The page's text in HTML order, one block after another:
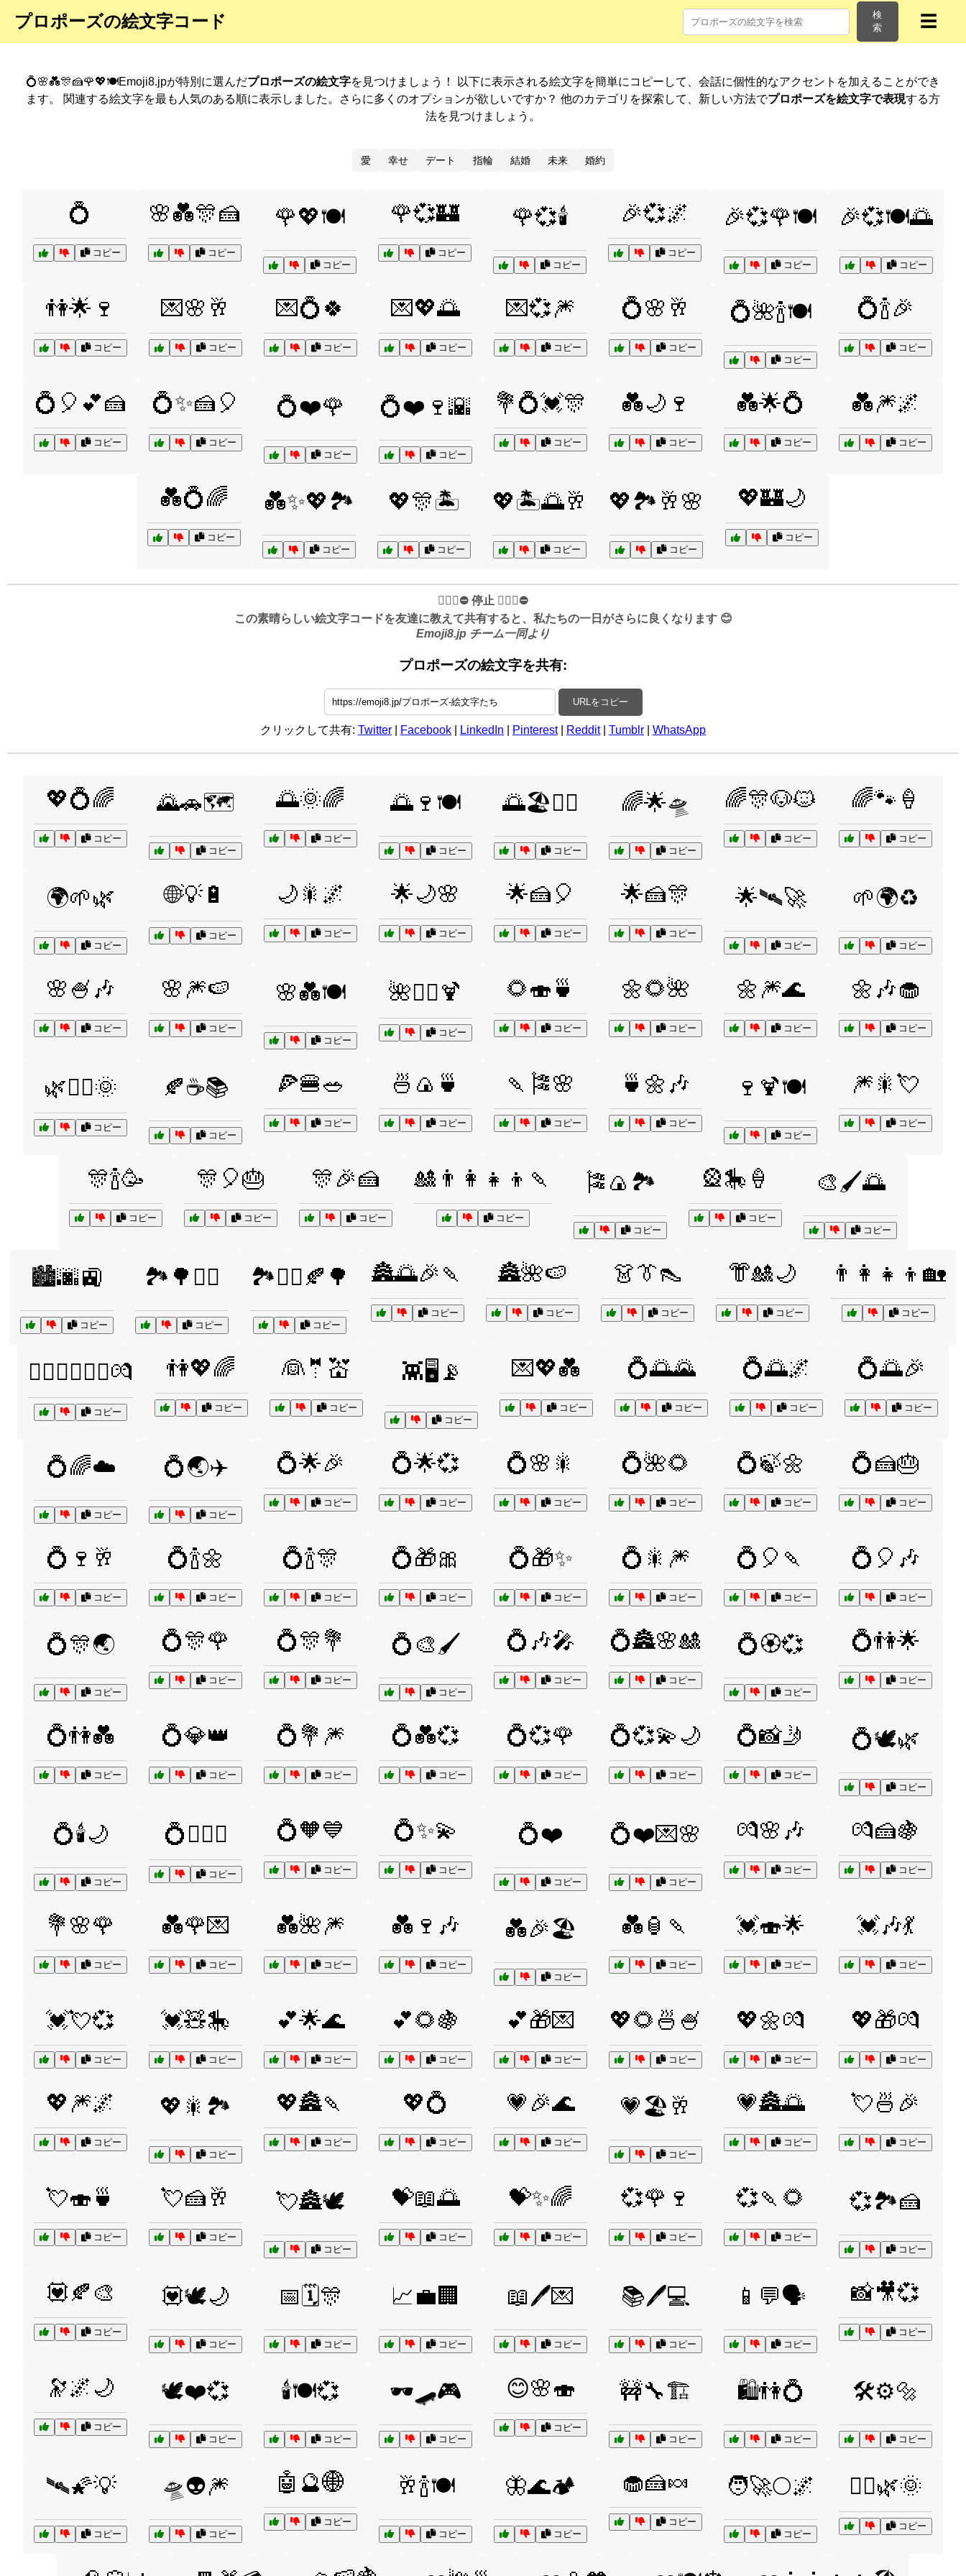
プロポーズの絵文字コード
検
索
☰
💍🌸💑🎊🍰🌹💖🍽️Emoji8.jpが特別に選んだプロポーズの絵文字を見つけましょう！ 以下に表示される絵文字を簡単にコピーして、会話に個性的なアクセントを加えることができ
ます。 関連する絵文字を最も人気のある順に表示しました。さらに多くのオプションが欲しいですか？ 他のカテゴリを探索して、新しい方法でプロポーズを絵文字で表現する方
法を見つけましょう。
愛 幸せ デート 指輪 結婚 未来 婚約
💍
コピー
🌸💑🎊🍰
コピー
🌹💖🍽️
コピー
🌹💞🏰
コピー
🌹💞🕯️
コピー
🎉💞🌌
コピー
🎉💞🌹🍽️
コピー
🎉💞🍽️🌅
コピー
👫🌟🍷
コピー
💌🌸🥂
コピー
💌💍🍀
コピー
💌💖🌅
コピー
💌💞🎆
コピー
💍🌸🥂
コピー
💍🌺🍾🍽️
コピー
💍🍾🎉
コピー
💍🎈💕🍰
コピー
💍✨🍰🎈
コピー
💍❤️🌹
コピー
💍❤️🍷🌇
コピー
💐💍💓🎊
コピー
💑🌙🍷
コピー
💑🌟💍
コピー
💑🎆🌌
コピー
💑💍🌈
コピー
💑✨💖🏞️
コピー
💖🎊🏝️
コピー
💖🏝️🌅🥂
コピー
💖🏞️🥂🌸
コピー
💖🏰🌙
コピー
✋🏻🛑⛔️ 停止 ✋🏻🛑⛔️
この素晴らしい絵文字コードを友達に教えて共有すると、私たちの一日がさらに良くなります 😊
Emoji8.jp チーム一同より
プロポーズの絵文字を共有:
URLをコピー
クリックして共有: Twitter Facebook LinkedIn Pinterest| Reddit| Tumblr WhatsApp
💖💍🌈
コピー
🌄🚗🗺️
コピー
🌅🌞🌈
コピー
🌅🍷🍽️
コピー
🌅🏖️🏄‍♀️
コピー
🌈🌟🛸
コピー
🌈🎊🐶🐱
コピー
🌈🐾🍦
コピー
🌍🌱🌿
コピー
🌐💡🔋
コピー
🌙🎇🌌
コピー
🌟🌙🌸
コピー
🌟🍰🎈
コピー
🌟🍰🎊
コピー
🌟🛰️🚀
コピー
🌱🌍♻️
コピー
🌸🍧🎶
コピー
🌸🎆🍉
コピー
🌸💑🍽️
コピー
🌺🏄‍♂️🍹
コピー
🌻🍣🍵
コピー
🌼🌻🌺
コピー
🌼🎆🌊
コピー
🌼🎶🧁
コピー
🌿🧘‍♂️🌞
コピー
🍂☕📚
コピー
🍕🍔🥗
コピー
🍜🍙🍵
コピー
🍡🎏🌸
コピー
🍵🌼🎶
コピー
🍷🍹🍽️
コピー
🎆🎇💘
コピー
🎊🍾🥳
コピー
🎊🎈🎂
コピー
🎊🎉🍰
コピー
🎎👨‍👩‍👧‍👦🍡
コピー
🎏🍙🏞️
コピー
🎡🎠🍦
コピー
🎨🖌️🌅
コピー
🏙️🌆🚉
コピー
🏞️🌳🚴‍♂️
コピー
🏞️🚴‍♀️🍂🌳
コピー
🏯🌅🎉🍡
コピー
🏯🌺🍉
コピー
👗👔👠
コピー
👘🎎🌙
コピー
👨‍👩‍👧‍👦🏡
コピー
👨‍❤️‍👨👩‍❤️‍👩💏
コピー
👫💖🌈
コピー
👰🤵💒
コピー
👾🖥️📡
コピー
💌💖💑
コピー
💍🌅🌄
コピー
💍🌅🌌
コピー
💍🌅🎉
コピー
💍🌈☁️
コピー
💍🌏✈️
コピー
💍🌟🎉
コピー
💍🌟💞
コピー
💍🌸🎇
コピー
💍🌺🌻
コピー
💍🍃🌼
コピー
💍🍰🎂
コピー
💍🍷🥂
コピー
💍🍾🌼
コピー
💍🍾🎊
コピー
💍🎁🎀
コピー
💍🎁✨
コピー
💍🎇🎆
コピー
💍🎈🍡
コピー
💍🎈🎶
コピー
💍🎊🌏
コピー
💍🎊🌹
コピー
💍🎊💐
コピー
💍🎨🖌️
コピー
💍🎶🎤
コピー
💍🏯🌸🎎
コピー
💍🏵️💞
コピー
💍👫🌟
コピー
💍👫💑
コピー
💍💎👑
コピー
💍💐🎆
コピー
💍💑💞
コピー
💍💞🌹
コピー
💍💞💫🌙
コピー
💍📸🤳
コピー
💍🕊️🌿
コピー
💍🕯️🌙
コピー
💍🧚‍♀️✨
コピー
💍🧡💙
コピー
💍✨💫
コピー
💍❤️
コピー
💍❤️💌🌸
コピー
💏🌸🎶
コピー
💏🍰🍇
コピー
💐🌸🌹
コピー
💑🌹💌
コピー
💑🌺🎆
コピー
💑🍷🎶
コピー
💑🎉🏖️
コピー
💑🏮🍡
コピー
💓🍣🌟
コピー
💓🎶💃
コピー
💓💘💞
コピー
💓🧸🎠
コピー
💕🌟🌊
コピー
💕🌻🍇
コピー
💕🎁💌
コピー
💖🌻🍜🍧
コピー
💖🌼💏
コピー
💖🎁💏
コピー
💖🎆🌌
コピー
💖🎇🏞️
コピー
💖🏯🍡
コピー
💖💍
コピー
💗🎉🌊
コピー
💗🏖️🥂
コピー
💗🏯🌅
コピー
💘🍜🎉
コピー
💘🍣🍵
コピー
💘🍰🥂
コピー
💘🏯🕊️
コピー
💝📖🌅
コピー
💝✨🌈
コピー
💞🌹🍷
コピー
💞🍡🌻
コピー
💞🏞️🍰
コピー
💟🍂🎨
コピー
💟🕊️🌙
コピー
📅🗓️🎊
コピー
📈💼🏢
コピー
📖🖊️💌
コピー
📚🖊️💻
コピー
📱💬🗣️
コピー
📸🎥💞
コピー
🔭🌌🌙
コピー
🕊️❤️💞
コピー
🕯️🍽️💞
コピー
🕶️🛹🎮
コピー
😊🌸🍣
コピー
🚧🔧🏗️
コピー
🛍️👫💍
コピー
🛠️⚙️🔩
コピー
🛰️🌠💡
コピー
🛸👽🎆
コピー
🤖🔮🌐
コピー
🥂🍾🍽️
コピー
🦋🌊🏕️
コピー
🧁🍰🍬
コピー
🧑‍🚀🌕🌌
コピー
🧘‍♀️🌿🌞
コピー